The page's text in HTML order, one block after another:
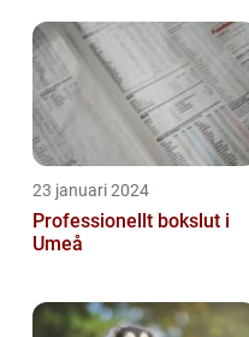
23 januari 2024
Professionellt bokslut i
Umeå